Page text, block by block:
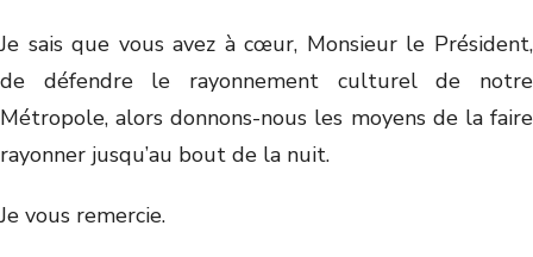
Je sais que vous avez à cœur, Monsieur le Président,
de défendre le rayonnement culturel de notre
Métropole, alors donnons-nous les moyens de la faire
rayonner jusqu’au bout de la nuit.
Je vous remercie.